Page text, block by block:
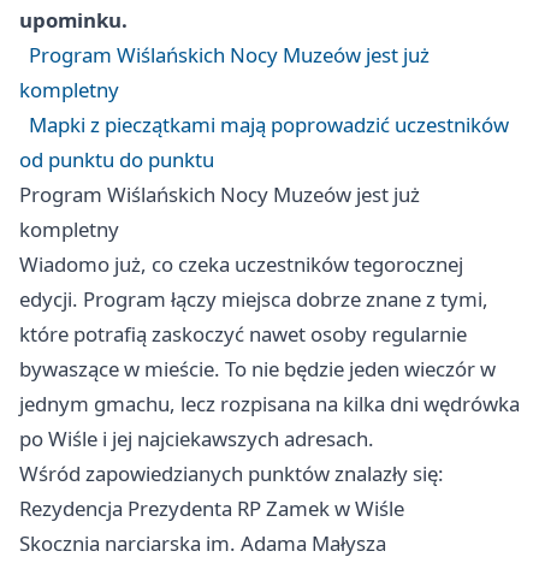
upominku.
Program Wiślańskich Nocy Muzeów jest już
kompletny
Mapki z pieczątkami mają poprowadzić uczestników
od punktu do punktu
Program Wiślańskich Nocy Muzeów jest już
kompletny
Wiadomo już, co czeka uczestników tegorocznej
edycji. Program łączy miejsca dobrze znane z tymi,
które potrafią zaskoczyć nawet osoby regularnie
bywaszące w mieście. To nie będzie jeden wieczór w
jednym gmachu, lecz rozpisana na kilka dni wędrówka
po Wiśle i jej najciekawszych adresach.
Wśród zapowiedzianych punktów znalazły się:
Rezydencja Prezydenta RP Zamek w Wiśle
Skocznia narciarska im. Adama Małysza